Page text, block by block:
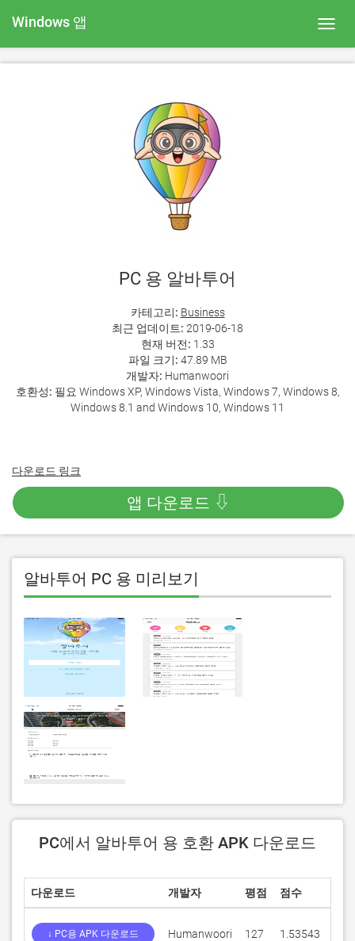
Windows 앱
PC 용 알바투어
카테고리: Business
최근 업데이트: 2019-06-18
현재 버전: 1.33
파일 크기: 47.89 MB
개발자: Humanwoori
호환성: 필요 Windows XP, Windows Vista, Windows 7, Windows 8,
Windows 8.1 and Windows 10, Windows 11
다운로드 링크
앱 다운로드 ⇩
알바투어 PC 용 미리보기
PC에서 알바투어 용 호환 APK 다운로드
다운로드 개발자 평점 점수
↓ PC용 APK 다운로드 Humanwoori 127 1.53543